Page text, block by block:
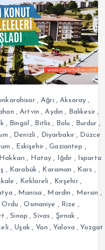
,Ağrı ,Aksaray ,
,Artvin ,Aydın , Balıkesir,
, Bingöl , Bitlis , Bolu , Burdur ,
, Denizli , Diyarbakır , Düzce
, Eskişehir,Gaziantep ,
Hakkari , Hatay , Iğdır ,
Isparta
, Karabük , Karaman , Kars ,
, Kırklareli , Kırşehir,
, Manisa , Mardin , Mersin ,
Ordu ,Osmaniye , Rize ,
,Sinop ,Sivas , Şırnak ,
, Uşak ,Van ,Yalova ,Yozgat